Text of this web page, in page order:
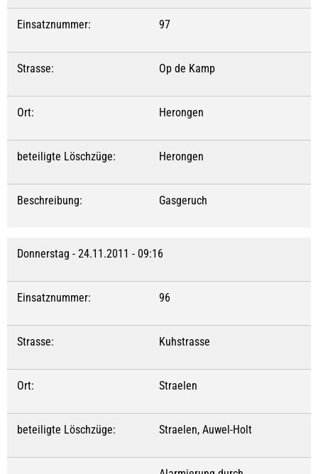
Einsatznummer: 97
Strasse: Op de Kamp
Ort: Herongen
beteiligte Löschzüge: Herongen
Beschreibung: Gasgeruch
Donnerstag - 24.11.2011 - 09:16
Einsatznummer: 96
Strasse: Kuhstrasse
Ort: Straelen
beteiligte Löschzüge: Straelen, Auwel-Holt